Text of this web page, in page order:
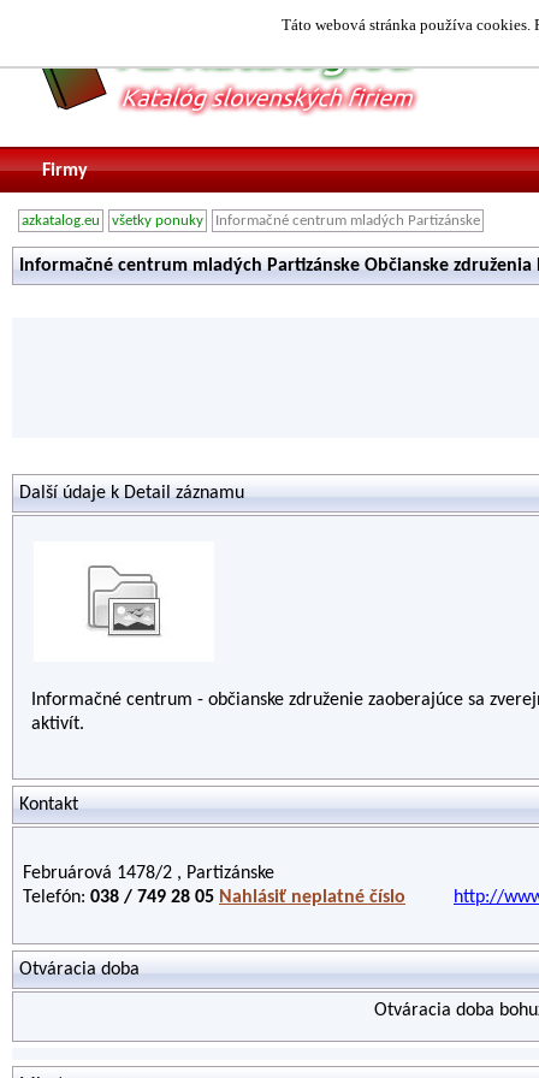
Táto webová stránka používa
Firmy
azkatalog.eu všetky ponuky Informačné centrum mladých Partizánske
Informačné centrum mladých Partizánske Občianske združenia
Další údaje k Detail záznamu
Informačné centrum - občianske združenie zaoberajúce sa
aktivít.
Kontakt
Februárová 1478/2 , Partizánske
Telefón: 038 / 749 28 05 Nahlásiť neplatné číslo http://
Otváracia doba
Otváracia doba